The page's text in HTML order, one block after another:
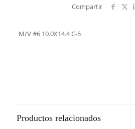
Compartir
M/V #6 10.0X14.4 C-5
Productos relacionados